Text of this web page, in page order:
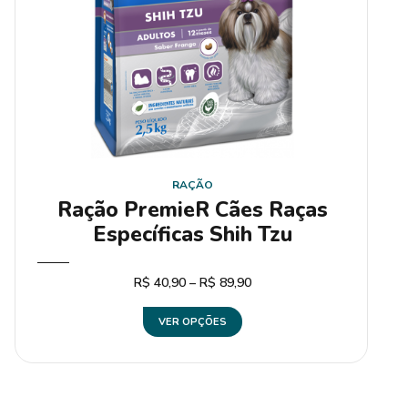
RAÇÃO
Ração PremieR Cães Raças
Específicas Shih Tzu
R$ 40,90 – R$ 89,90
VER OPÇÕES